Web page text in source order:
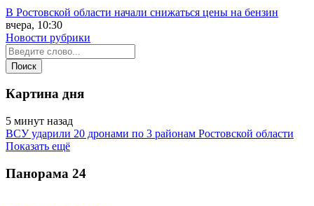
В Ростовской области начали снижаться цены на бензин
вчера, 10:30
Новости рубрики
Картина дня
5 минут назад
ВСУ ударили 20 дронами по 3 районам Ростовской области
Показать ещё
Панорама 24